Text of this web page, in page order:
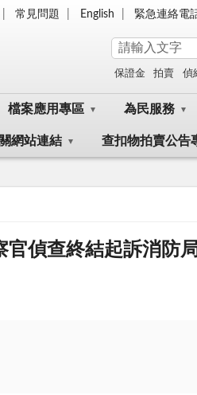
常見問題 English 緊急連絡電
保證金 拍賣 偵
檔案應用專區 為民服務
網站連結 查扣物拍賣公告
偵查終結起訴消防